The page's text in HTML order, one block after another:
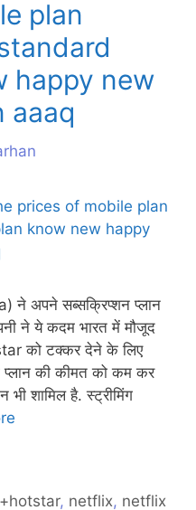
plan
happy new
aaaq
ने अपने सब्सक्रिप्शन प्लान
ने ये कदम भारत में मौजूद
को टक्कर देने के लिए
प्लान की कीमत को कम कर
भी शामिल है. स्ट्रीमिंग
, netflix, netflix